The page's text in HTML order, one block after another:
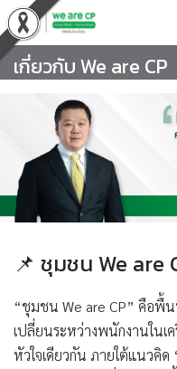
Skip
to
content
เกี่ยวกับ We are CP
📌 ชุมชน We are
“ชุมชน We are CP” คือพื้น
เปลี่ยนระหว่างพนักงานในเ
หัวใจเดียวกัน ภายใต้แนวคิด